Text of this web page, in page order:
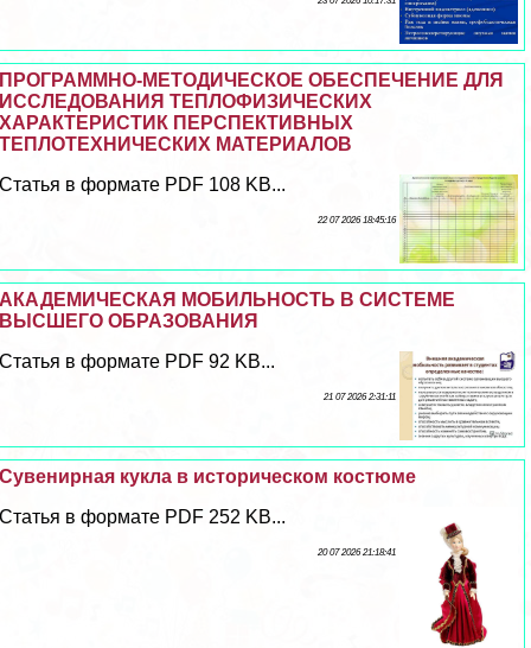
ПРОГРАММНО-МЕТОДИЧЕСКОЕ ОБЕСПЕЧЕНИЕ ДЛЯ
ИССЛЕДОВАНИЯ ТЕПЛОФИЗИЧЕСКИХ
ХАРАКТЕРИСТИК ПЕРСПЕКТИВНЫХ
ТЕПЛОТЕХНИЧЕСКИХ МАТЕРИАЛОВ
Статья в формате PDF 108 KB...
22 07 2026 18:45:16
АКАДЕМИЧЕСКАЯ МОБИЛЬНОСТЬ В СИСТЕМЕ
ВЫСШЕГО ОБРАЗОВАНИЯ
Статья в формате PDF 92 KB...
21 07 2026 2:31:11
Сувенирная кукла в историческом костюме
Статья в формате PDF 252 KB...
20 07 2026 21:18:41